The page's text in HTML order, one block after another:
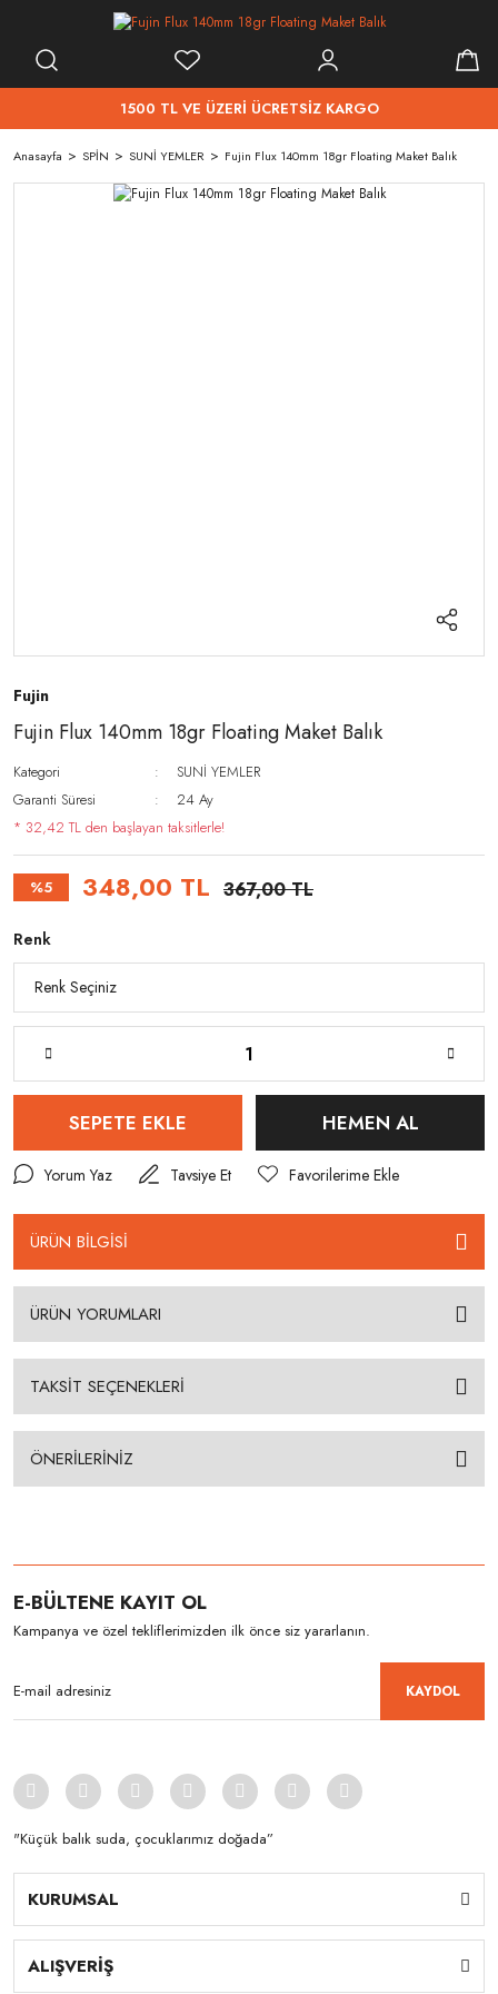
1500 TL VE ÜZERİ ÜCRETSİZ KARGO
Anasayfa SPİN SUNİ YEMLER Fujin Flux 140mm 18gr Floating Maket Balık
Fujin
Fujin Flux 140mm 18gr Floating Maket Balık
Kategori
SUNİ YEMLER
Garanti Süresi
24 Ay
* 32,42 TL den başlayan taksitlerle!
%5 348,00 TL 367,00 TL
Renk
SEPETE EKLE HEMEN AL
Yorum Yaz Tavsiye Et
ÜRÜN BİLGİSİ
ÜRÜN YORUMLARI
TAKSİT SEÇENEKLERİ
ÖNERİLERİNİZ
E-BÜLTENE KAYIT OL
Kampanya ve özel tekliflerimizden ilk önce siz yararlanın.
KAYDOL
"Küçük balık suda, çocuklarımız doğada”
KURUMSAL
ALIŞVERİŞ